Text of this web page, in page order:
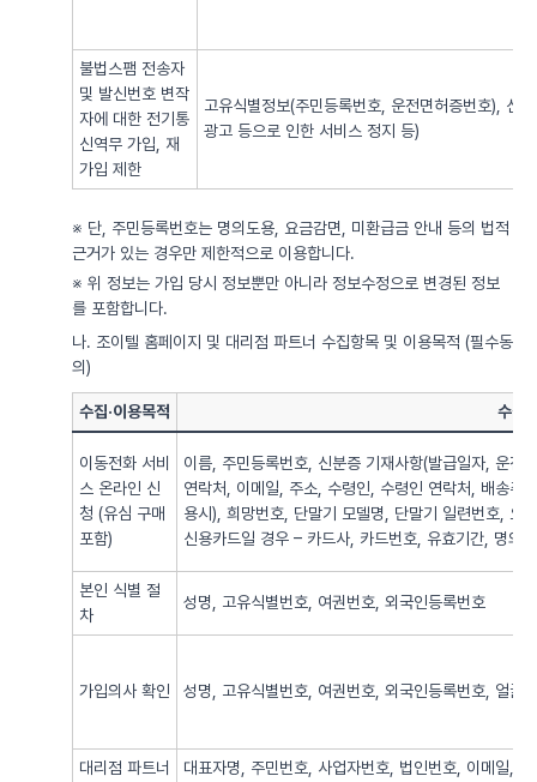
불법스팸 전송자
및 발신번호 변작
자에 대한 전기통
신역무 가입, 재
가입 제한
고유식별정보(주민등록번호, 운전면허증번호), 신
광고 등으로 인한 서비스 정지 등)
※ 단, 주민등록번호는 명의도용, 요금감면, 미환급금 안내 등의 법적
근거가 있는 경우만 제한적으로 이용합니다.
※ 위 정보는 가입 당시 정보뿐만 아니라 정보수정으로 변경된 정보
를 포함합니다.
나. 조이텔 홈페이지 및 대리점 파트너 수집항목 및 이용목적 (필수동
의)
수집·이용목적 수집·
이동전화 서비
스 온라인 신
청 (유심 구매
포함)
이름, 주민등록번호, 신분증 기재사항(발급일자, 운전
연락처, 이메일, 주소, 수령인, 수령인 연락처, 배송주
용시), 희망번호, 단말기 모델명, 단말기 일련번호, 요
신용카드일 경우 – 카드사, 카드번호, 유효기간, 명의
본인 식별 절
차
성명, 고유식별번호, 여권번호, 외국인등록번호
가입의사 확인 성명, 고유식별번호, 여권번호, 외국인등록번호, 얼굴
대리점 파트너
대표자명, 주민번호, 사업자번호, 법인번호, 이메일,